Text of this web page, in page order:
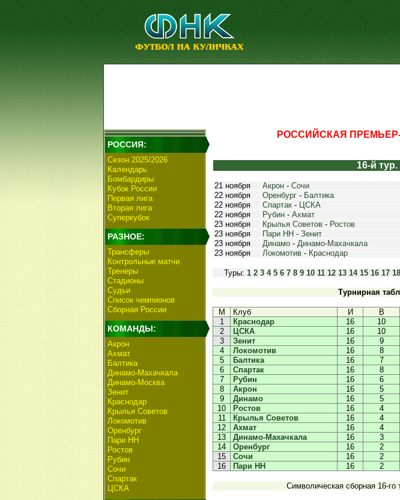
РОССИЯ:
Сезон 2025/2026
Календарь
Бомбардиры
Кубок России
Первая лига
Вторая лига
Суперкубок
РАЗНОЕ:
Трансферы
Контрольные матчи
Тренеры
Стадионы
Судьи
Список чемпионов
Сборная России
КОМАНДЫ:
Акрон
Ахмат
Балтика
Динамо-Махачкала
Динамо-Москва
Зенит
Краснодар
Крылья Советов
Локомотив
Оренбург
Пари НН
Ростов
Рубин
Сочи
Спартак
ЦСКА
РОССИЙСКАЯ ПРЕМЬЕР-
16-й тур.
21 ноября Акрон - Сочи
22 ноября
Оренбург - Балтика
22 ноября
Спартак - ЦСКА
22 ноября
Рубин - Ахмат
23 ноября
Крылья Советов - Ростов
23 ноября
Пари НН - Зенит
23 ноября
Динамо - Динамо-Махачкала
23 ноября
Локомотив - Краснодар
Туры: 1 2 3 4 5 6 7 8 9 10 11 12 13 14 15 16 17 18
Турнирная
М Клуб И В
1
Краснодар 16 10
2
ЦСКА 16 10
3
Зенит 16 9
4
Локомотив 16 8
5
Балтика 16 7
6
Спартак 16 8
7
Рубин 16 6
8
Акрон 16 5
9
Динамо 16 5
10
Ростов 16 4
11
Крылья Советов 16 4
12
Ахмат 16 4
13
Динамо-Махачкала 16 3
14
Оренбург 16 2
15
Сочи 16 2
16
Пари НН 16 2
Символическая сборная 16-